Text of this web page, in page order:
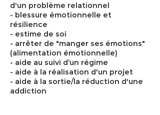
d'un problème relationnel
- blessure émotionnelle et
résilience
- estime de soi
- arrêter de "manger ses émotions"
(alimentation émotionnelle)
- aide au suivi d’un régime
- aide à la réalisation d'un projet
- aide à la sortie/la réduction d'une
addiction